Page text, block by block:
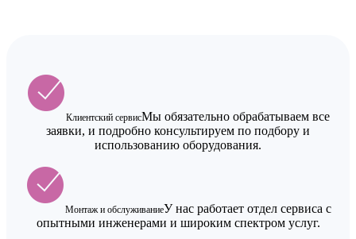
Клиентский сервисМы обязательно обрабатываем все
заявки, и подробно консультируем по подбору и
использованию оборудования.
Монтаж и обслуживаниеУ нас работает отдел сервиса с
опытными инженерами и широким спектром услуг.